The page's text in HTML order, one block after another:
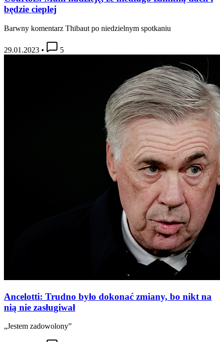
będzie cieplej
Barwny komentarz Thibaut po niedzielnym spotkaniu
29.01.2023 • 5
Ancelotti: Trudno było dokonać zmiany, bo nikt na
nią nie zasługiwał
„Jestem zadowolony”